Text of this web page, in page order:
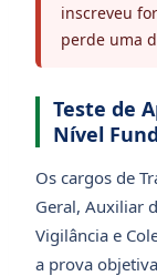
inscreveu
perde uma
Teste de
Nível
Os cargos de
Geral, Auxiliar
Vigilância e
a prova